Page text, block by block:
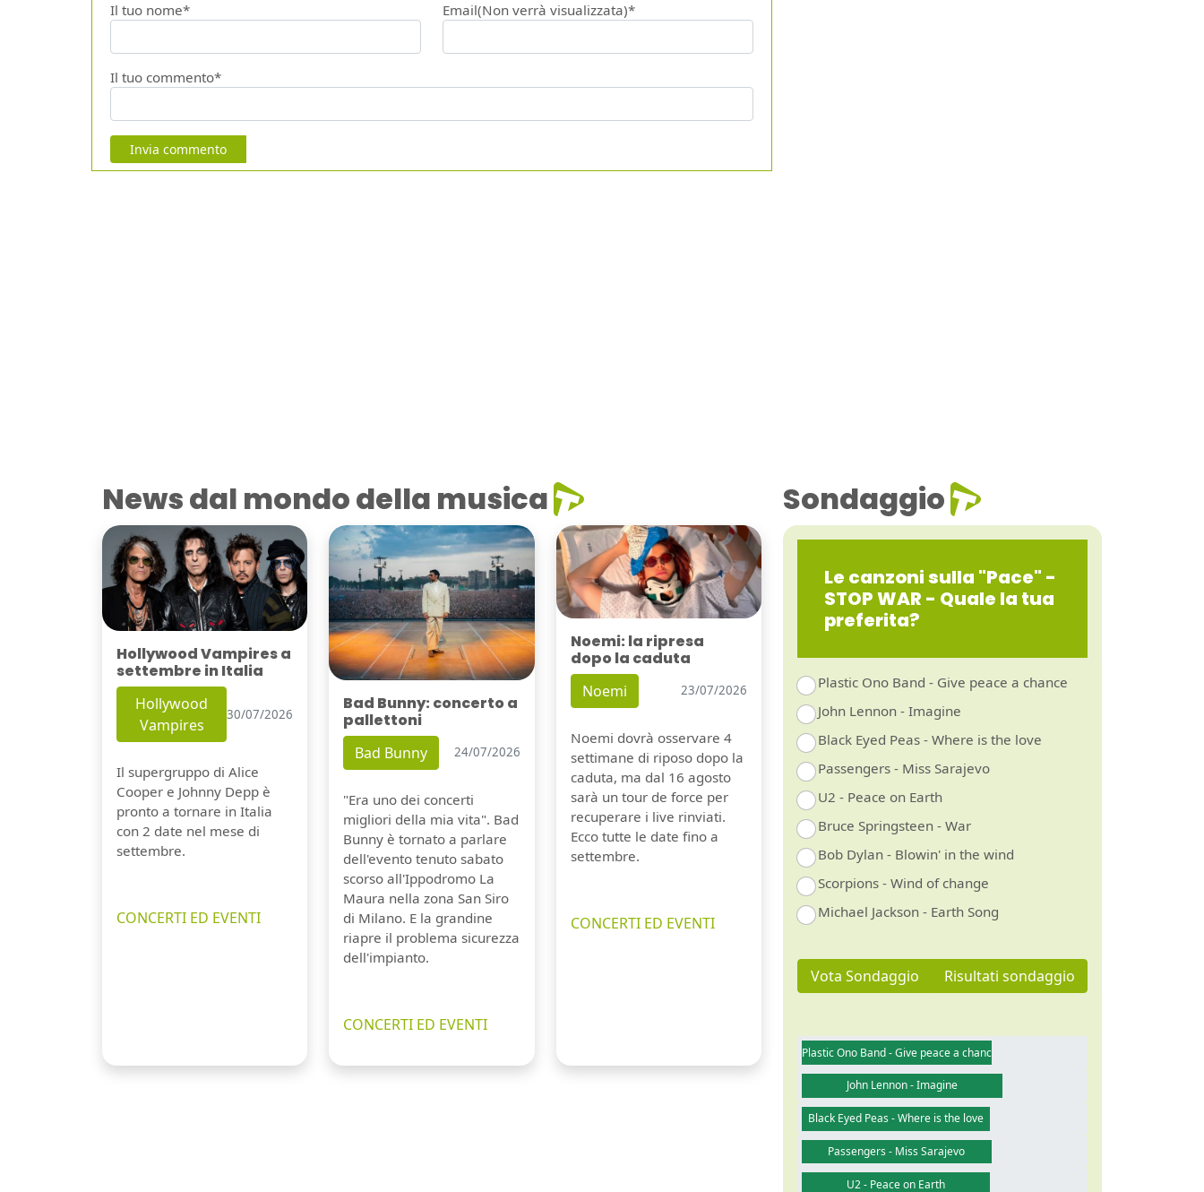
Il tuo nome* Email(Non verrà visualizzata)*
Il tuo commento*
Invia commento
News dal mondo della musica
Hollywood Vampires a
settembre in Italia
Hollywood
Vampires
30/07/2026
Il supergruppo di Alice
Cooper e Johnny Depp è
pronto a tornare in Italia
con 2 date nel mese di
settembre.
CONCERTI ED EVENTI
Bad Bunny: concerto a
pallettoni
Bad Bunny 24/07/2026
"Era uno dei concerti
migliori della mia vita". Bad
Bunny è tornato a parlare
dell'evento tenuto sabato
scorso all'Ippodromo La
Maura nella zona San Siro
di Milano. E la grandine
riapre il problema sicurezza
dell'impianto.
CONCERTI ED EVENTI
Noemi: la ripresa
dopo la caduta
Noemi 23/07/2026
Noemi dovrà osservare 4
settimane di riposo dopo la
caduta, ma dal 16 agosto
sarà un tour de force per
recuperare i live rinviati.
Ecco tutte le date fino a
settembre.
CONCERTI ED EVENTI
Sondaggio
Le canzoni sulla "Pace" -
STOP WAR - Quale la tua
preferita?
Plastic Ono Band - Give peace a chance
John Lennon - Imagine
Black Eyed Peas - Where is the love
Passengers - Miss Sarajevo
U2 - Peace on Earth
Bruce Springsteen - War
Bob Dylan - Blowin' in the wind
Scorpions - Wind of change
Michael Jackson - Earth Song
Vota Sondaggio Risultati sondaggio
Plastic Ono Band - Give peace a chance
John Lennon - Imagine
Black Eyed Peas - Where is the love
Passengers - Miss Sarajevo
U2 - Peace on Earth